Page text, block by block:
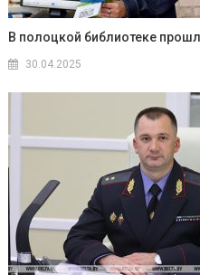
В полоцкой библиотеке
30.04.2025